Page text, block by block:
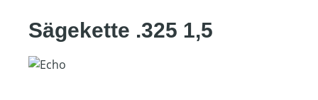
Sägekette .325 1,5